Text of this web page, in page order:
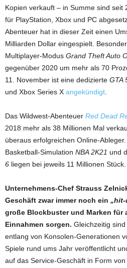
Kopien verkauft – in Summe sind seit
für PlayStation, Xbox und PC
Abenteuer hat in dieser Zeit einen
Milliarden Dollar eingespielt.
Multiplayer-Modus Grand Theft Auto
gegenüber 2020 um mehr als 70
11. November ist eine dedizierte GTA
und Xbox Series X angekündigt
Das Wildwest-Abenteuer Red Dead
2018 mehr als 38 Millionen Mal
überaus erfolgreichen Online-
Basketball-Simulation NBA 2K21 und
6 liegen bei jeweils 11 Millionen Stück.
Unternehmens-Chef Strauss
Geschäft zwar immer noch ein
große Blockbuster und Marken für
Einnahmen sorgen. Gleichzeitig
entlang von Konsolen-Generationen
Spiele rund ums Jahr veröffentlicht
auf das Service-Geschäft in Form